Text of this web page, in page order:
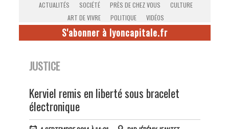
ACTUALITÉS SOCIÉTÉ PRÈS DE CHEZ VOUS
CULTURE
ART DE VIVRE
POLITIQUE VIDÉOS
S'abonner à lyoncapitale.fr
JUSTICE
Kerviel remis en liberté sous bracelet
électronique